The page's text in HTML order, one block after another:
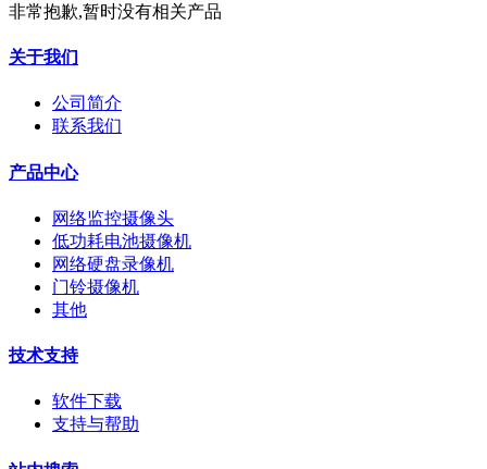
非常抱歉,暂时没有相关产品
关于我们
公司简介
联系我们
产品中心
网络监控摄像头
低功耗电池摄像机
网络硬盘录像机
门铃摄像机
其他
技术支持
软件下载
支持与帮助